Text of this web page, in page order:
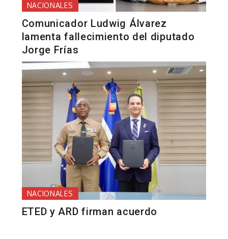
NACIONALES
Comunicador Ludwig Álvarez
lamenta fallecimiento del diputado
Jorge Frías
NACIONALES
ETED y ARD firman acuerdo